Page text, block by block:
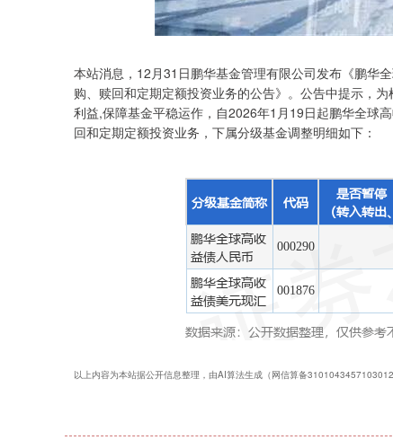
本站消息，12月31日鹏华基金管理有限公司发布《鹏华
购、赎回和定期定额投资业务的公告》。公告中提示，
利益,保障基金平稳运作，自2026年1月19日起鹏华全球
回和定期定额投资业务，下属分级基金调整明细如下：
以上内容为本站据公开信息整理，由AI算法生成（网信算备